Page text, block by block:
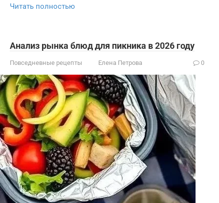
Читать полностью
Анализ рынка блюд для пикника в 2026 году
Повседневные рецепты Елена Петрова 0